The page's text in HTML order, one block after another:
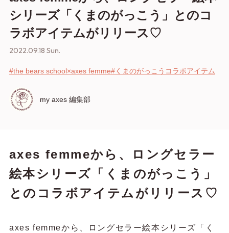
シリーズ「くまのがっこう」とのコ
ラボアイテムがリリース♡
2022.09.18 Sun.
#the bears school×axes femme#くまのがっこうコラボアイテム
my axes 編集部
axes femmeから、ロングセラー
絵本シリーズ「くまのがっこう」
とのコラボアイテムがリリース♡
axes femmeから、ロングセラー絵本シリーズ「く